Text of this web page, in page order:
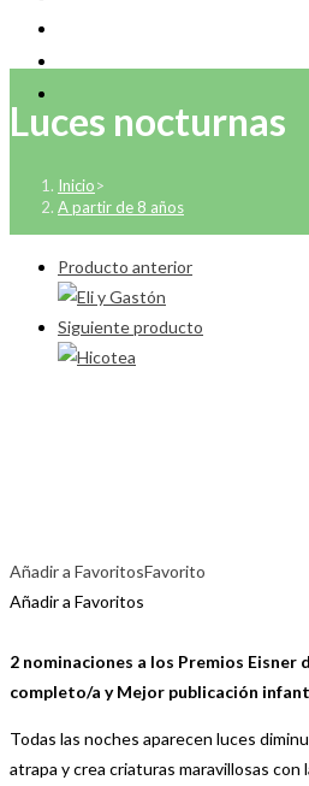
Luces nocturnas
Inicio>
A partir de 8 años
Producto anterior
Siguiente producto
Añadir a FavoritosFavorito
Añadir a Favoritos
2 nominaciones a los Premios Eisner
completo/a y Mejor publicación
Todas las noches aparecen luces
atrapa y crea criaturas maravillosas con